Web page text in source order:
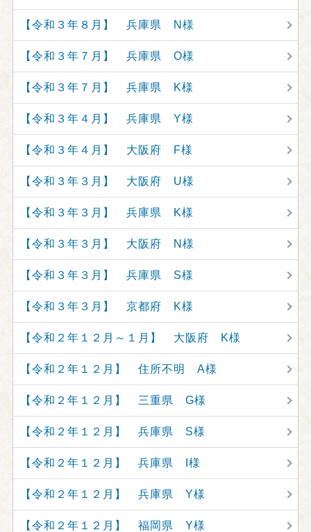
【令和３年８月】 兵庫県 N様
【令和３年７月】 兵庫県 O様
【令和３年７月】 兵庫県 K様
【令和３年４月】 兵庫県 Y様
【令和３年４月】 大阪府 F様
【令和３年３月】 大阪府 U様
【令和３年３月】 兵庫県 K様
【令和３年３月】 大阪府 N様
【令和３年３月】 兵庫県 S様
【令和３年３月】 京都府 K様
【令和２年１２月～１月】 大阪府 K様
【令和２年１２月】 住所不明 A様
【令和２年１２月】 三重県 G様
【令和２年１２月】 兵庫県 S様
【令和２年１２月】 兵庫県 I様
【令和２年１２月】 兵庫県 Y様
【令和２年１２月】 福岡県 Y様